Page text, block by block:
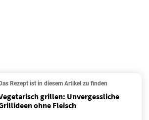
Das Rezept ist in diesem Artikel zu finden
grillen: Unvergessliche
ohne Fleisch